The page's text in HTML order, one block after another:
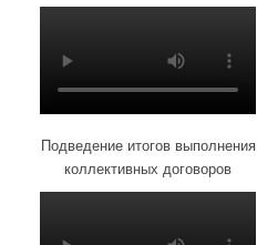
Подведение итогов выполнения
коллективных договоров